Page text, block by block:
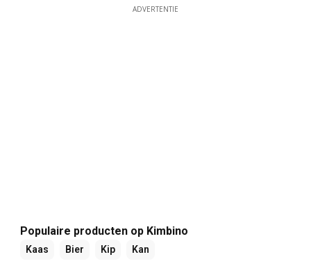
ADVERTENTIE
Populaire producten op Kimbino
Kaas Bier Kip Kan